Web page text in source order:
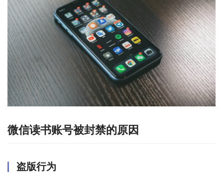
微信读书账号被封禁的原因
盗版行为